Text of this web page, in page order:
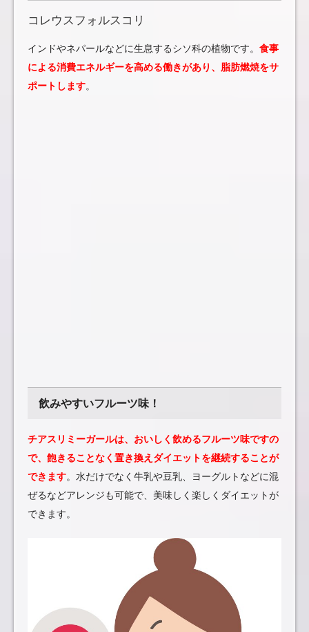
コレウスフォルスコリ
インドやネパールなどに生息するシソ科の植物です。 食事
による消費エネルギーを高める働きがあり、脂肪燃焼をサ
ポートします。
飲みやすいフルーツ味！
チアスリミーガールは、おいしく飲めるフルーツ味ですの
で、飽きることなく置き換えダイエットを継続することが
できます。水だけでなく牛乳や豆乳、ヨーグルトなどに混
ぜるなどアレンジも可能で、美味しく楽しくダイエットが
できます。